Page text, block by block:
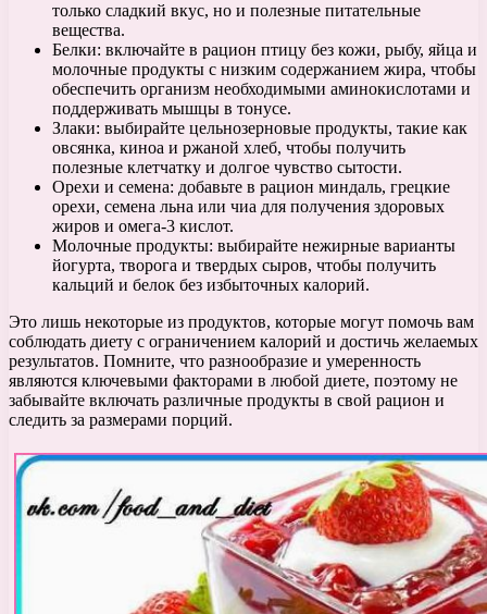
только сладкий вкус, но и полезные питательные
вещества.
Белки: включайте в рацион птицу без кожи, рыбу, яйца и
молочные продукты с низким содержанием жира, чтобы
обеспечить организм необходимыми аминокислотами и
поддерживать мышцы в тонусе.
Злаки: выбирайте цельнозерновые продукты, такие как
овсянка, киноа и ржаной хлеб, чтобы получить
полезные клетчатку и долгое чувство сытости.
Орехи и семена: добавьте в рацион миндаль, грецкие
орехи, семена льна или чиа для получения здоровых
жиров и омега-3 кислот.
Молочные продукты: выбирайте нежирные варианты
йогурта, творога и твердых сыров, чтобы получить
кальций и белок без избыточных калорий.
Это лишь некоторые из продуктов, которые могут помочь вам
соблюдать диету с ограничением калорий и достичь желаемых
результатов. Помните, что разнообразие и умеренность
являются ключевыми факторами в любой диете, поэтому не
забывайте включать различные продукты в свой рацион и
следить за размерами порций.